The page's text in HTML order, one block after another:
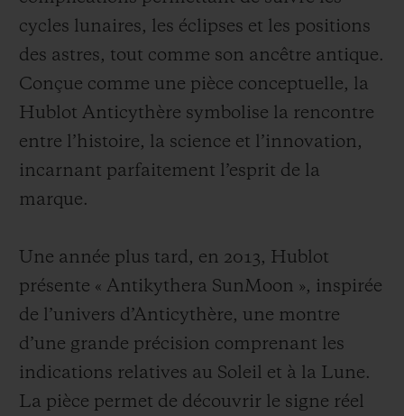
cycles lunaires, les éclipses et les positions
des astres, tout comme son ancêtre antique.
Conçue comme une pièce conceptuelle, la
Hublot Anticythère symbolise la rencontre
entre l’histoire, la science et l’innovation,
incarnant parfaitement l’esprit de la
marque.
Une année plus tard, en 2013, Hublot
présente « Antikythera SunMoon », inspirée
de l’univers d’Anticythère, une montre
d’une grande précision comprenant les
indications relatives au Soleil et à la Lune.
La pièce permet de découvrir le signe réel